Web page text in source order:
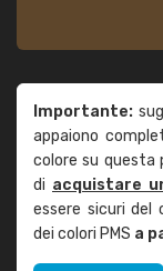
Importante:
appaiono
colore su questa
di acquistare
essere sicuri
dei colori PMS a